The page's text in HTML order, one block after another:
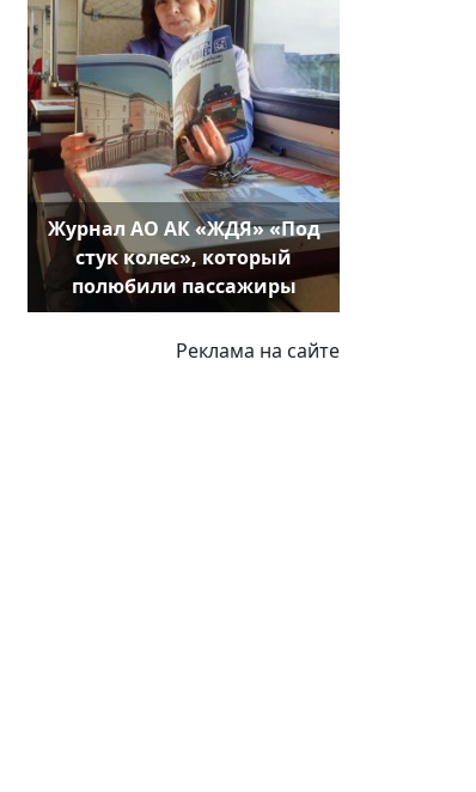
Журнал АО АК «ЖДЯ» «Под
стук колес», который
полюбили пассажиры
Реклама на сайте